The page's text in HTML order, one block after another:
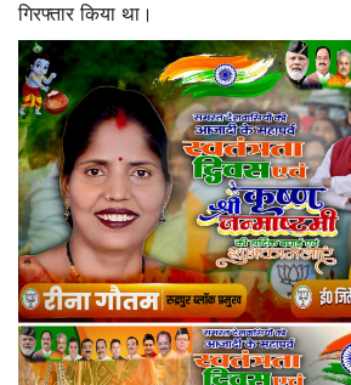
गिरफ्तार किया था।